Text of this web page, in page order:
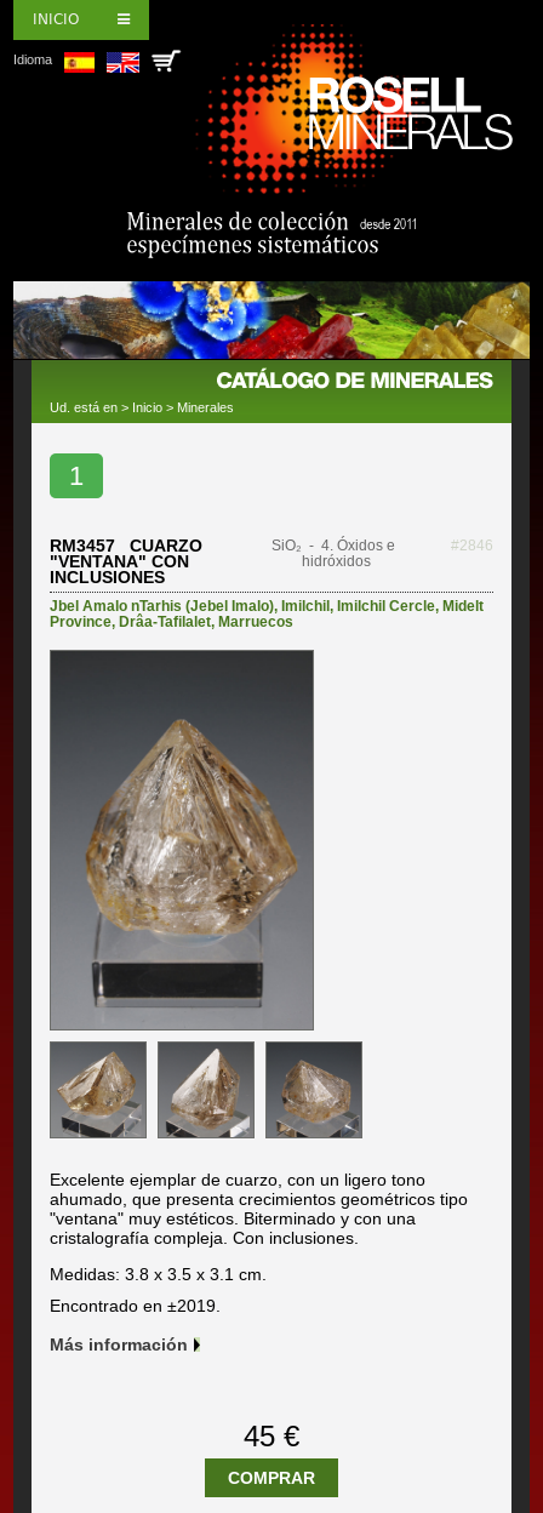
INICIO
Idioma
Ud. está en > Inicio > Minerales
1
RM3457 CUARZO
"VENTANA" CON
INCLUSIONES
SiO₂ - 4. Óxidos e
hidróxidos
#2846
Jbel Amalo nTarhis (Jebel Imalo), Imilchil, Imilchil Cercle, Midelt
Province, Drâa-Tafilalet, Marruecos
Excelente ejemplar de cuarzo, con un ligero tono
ahumado, que presenta crecimientos geométricos tipo
"ventana" muy estéticos. Biterminado y con una
cristalografía compleja. Con inclusiones.
Medidas: 3.8 x 3.5 x 3.1 cm.
Encontrado en ±2019.
Más información
45 €
COMPRAR